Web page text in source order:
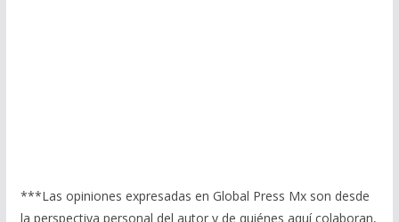
***Las opiniones expresadas en Global Press Mx son desde
la perspectiva personal del autor y de quiénes aquí colaboran,